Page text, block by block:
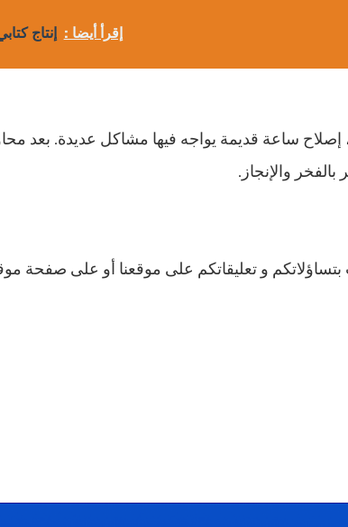
إقرأ أيضا : إنتاج
ساعة قديمة يواجه فيها مشاكل عديدة. بعد
والإنجاز.
و تعليقاتكم على موقعنا أو على صفحة